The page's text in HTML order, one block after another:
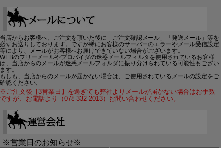
当店からお客様へ、ご注文を頂いた後に「ご注文確認メール」「発送メール」等を
必ずお送りしております。ですが稀にお客様のサーバーのエラーやメール受信設定
等により、メールがお客様へお届けできていない場合がございます。
WEBのフリーメールやプロバイダの迷惑メールフィルタを使用されているお客様
は、当店からのメールが迷惑メールフォルダに振り分けられている可能性もござい
ます。
もしも、当店からのメールが届かない場合は、ご使用されているメールの設定をご
確認ください。
※ご注文後【3営業日】を過ぎても弊社よりメールが届かない場合はお手数
ですが、お電話より（078-332-2013）お問い合わせください。
※営業日のお知らせ※